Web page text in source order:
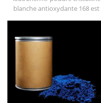
blanche antioxydante 168 est
largement utilisé dans le
polypropylène, le
résines de polyester et autres
synthèses et procédés de
traitement